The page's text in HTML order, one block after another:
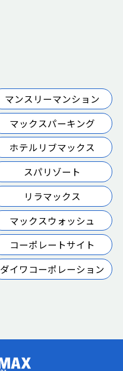
マンスリーマンション
マックスパーキング
ホテルリブマックス
スパリゾート
リラマックス
マックスウォッシュ
コーポレートサイト
ダイワコーポレーション